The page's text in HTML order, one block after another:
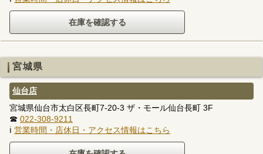
宮城県
仙台店
宮城県仙台市太白区長町7-20-3 ザ・モール仙台長町 3F
☎ 022-308-9211
ℹ 営業時間・店休日・アクセス情報はこちら